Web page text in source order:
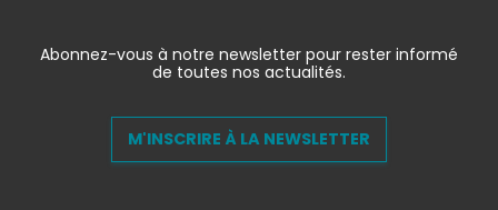
Abonnez-vous à notre newsletter pour rester informé
de toutes nos actualités.
M'INSCRIRE À LA NEWSLETTER